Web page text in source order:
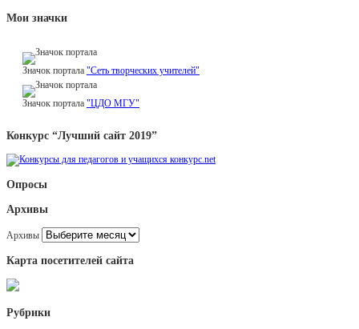
Мои значки
Значок портала "Сеть творческих учителей"
Значок портала "ЦДО МГУ"
Конкурс “Лучший сайт 2019”
Опросы
Архивы
Архивы
Карта посетителей сайта
Рубрики